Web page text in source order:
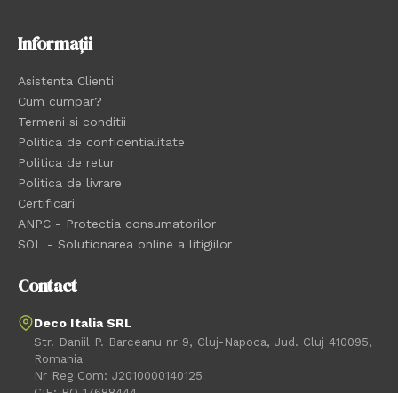
Informații
Asistenta Clienti
Cum cumpar?
Termeni si conditii
Politica de confidentialitate
Politica de retur
Politica de livrare
Certificari
ANPC - Protectia consumatorilor
SOL - Solutionarea online a litigiilor
Contact
Deco Italia SRL
Str. Daniil P. Barceanu nr 9, Cluj-Napoca, Jud. Cluj 410095,
Romania
Nr Reg Com: J2010000140125